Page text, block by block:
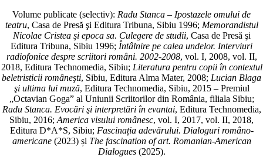
Volume publicate (selectiv): Radu Stanca – Ipostazele omului de
teatru, Casa de Presă şi Editura Tribuna, Sibiu 1996; Memorandistul
Nicolae Cristea şi epoca sa. Culegere de studii, Casa de Presă şi
Editura Tribuna, Sibiu 1996; Întâlnire pe calea undelor. Interviuri
radiofonice despre scriitori români. 2002-2008, vol. I, 2008, vol. II,
2018, Editura Technomedia, Sibiu; Literatura pentru copii în contextul
beletristicii româneşti, Sibiu, Editura Alma Mater, 2008; Lucian Blaga
şi ultima lui muză, Editura Technomedia, Sibiu, 2015 – Premiul
„Octavian Goga” al Uniunii Scriitorilor din România, filiala Sibiu;
Radu Stanca. Evocări şi interpretări în evantai, Editura Technomedia,
Sibiu, 2016; America visului românesc, vol. I, 2017, vol. II, 2018,
Editura D*A*S, Sibiu; Fascinația adevărului. Dialoguri româno-
americane(2023) și The fascination of art. Romanian-American
Dialogues(2025).